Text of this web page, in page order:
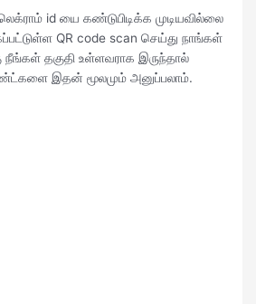
id யை கண்டுபிடிக்க முடியவில்லை
QR code scan செய்து நாங்கள்
நீங்கள் தகுதி உள்ளவராக இருந்தால்
இதன் மூலமும் அனுப்பலாம்.